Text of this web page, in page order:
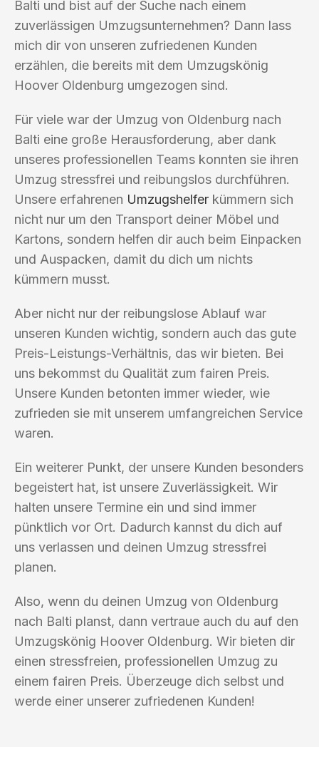
Balti und bist auf der Suche nach einem
zuverlässigen Umzugsunternehmen? Dann lass
mich dir von unseren zufriedenen Kunden
erzählen, die bereits mit dem Umzugskönig
Hoover Oldenburg umgezogen sind.
Für viele war der Umzug von Oldenburg nach
Balti eine große Herausforderung, aber dank
unseres professionellen Teams konnten sie ihren
Umzug stressfrei und reibungslos durchführen.
Unsere erfahrenen Umzugshelfer kümmern sich
nicht nur um den Transport deiner Möbel und
Kartons, sondern helfen dir auch beim Einpacken
und Auspacken, damit du dich um nichts
kümmern musst.
Aber nicht nur der reibungslose Ablauf war
unseren Kunden wichtig, sondern auch das gute
Preis-Leistungs-Verhältnis, das wir bieten. Bei
uns bekommst du Qualität zum fairen Preis.
Unsere Kunden betonten immer wieder, wie
zufrieden sie mit unserem umfangreichen Service
waren.
Ein weiterer Punkt, der unsere Kunden besonders
begeistert hat, ist unsere Zuverlässigkeit. Wir
halten unsere Termine ein und sind immer
pünktlich vor Ort. Dadurch kannst du dich auf
uns verlassen und deinen Umzug stressfrei
planen.
Also, wenn du deinen Umzug von Oldenburg
nach Balti planst, dann vertraue auch du auf den
Umzugskönig Hoover Oldenburg. Wir bieten dir
einen stressfreien, professionellen Umzug zu
einem fairen Preis. Überzeuge dich selbst und
werde einer unserer zufriedenen Kunden!